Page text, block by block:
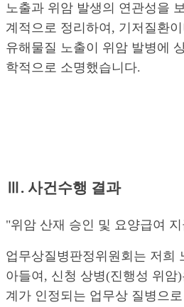
노출과 위암 발생의 연관성을
계적으로 정리하여, 기저질환
유해물질 노출이 위암 발병에
학적으로 소명했습니다.
Ⅲ. 사건수행 결과
"위암 산재 승인 및 요양급여
업무상질병판정위원회는 저희
아들여, 신청 상병(진행성 위암
계가 인정되는 업무상 질병으